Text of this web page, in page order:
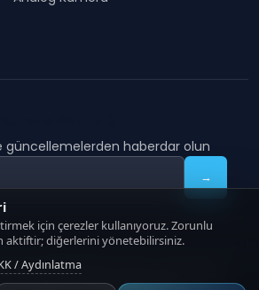
güncellemelerden haberdar olun
→
|Copyright2026
için çerezler kullanıyoruz. Zorunlu
aktiftir; diğerlerini yönetebilirsiniz.
/ Aydınlatma